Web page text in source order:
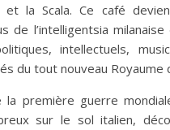
et la Scala. Ce café
de l’intelligentsia
intellectuels,
du tout nouveau Royaume
première guerre
sur le sol italien,